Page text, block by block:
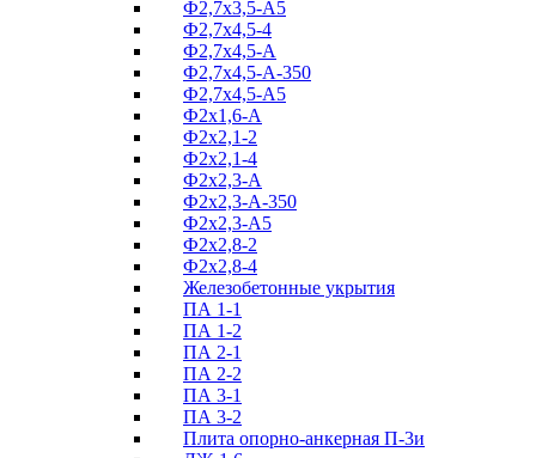
Ф2,7х3,5-А5
Ф2,7х4,5-4
Ф2,7х4,5-А
Ф2,7х4,5-А-350
Ф2,7х4,5-А5
Ф2х1,6-А
Ф2х2,1-2
Ф2х2,1-4
Ф2х2,3-А
Ф2х2,3-А-350
Ф2х2,3-А5
Ф2х2,8-2
Ф2х2,8-4
Железобетонные укрытия
ПА 1-1
ПА 1-2
ПА 2-1
ПА 2-2
ПА 3-1
ПА 3-2
Плита опорно-анкерная П-3и